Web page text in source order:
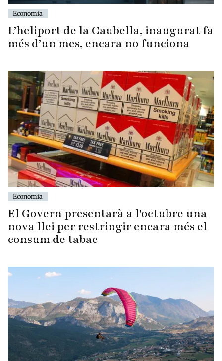
Economia
L’heliport de la Caubella, inaugurat fa
més d’un mes, encara no funciona
Economia
El Govern presentarà a l'octubre una
nova llei per restringir encara més el
consum de tabac